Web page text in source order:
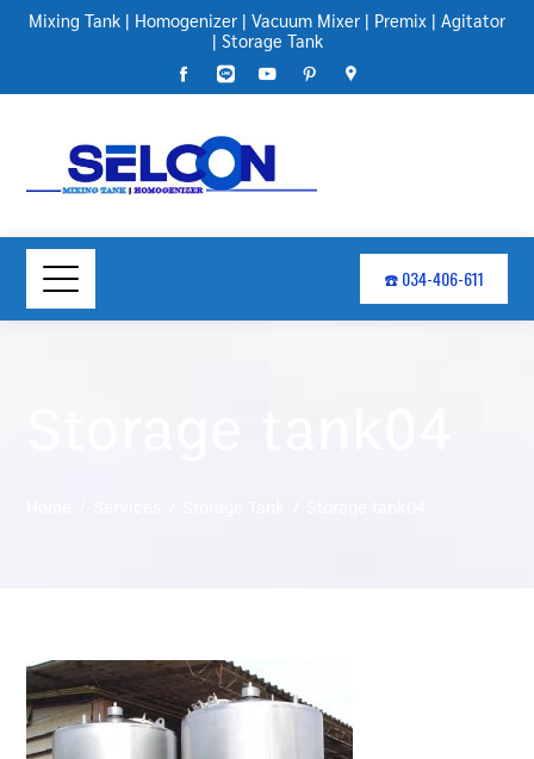
Mixing Tank | Homogenizer | Vacuum Mixer | Premix | Agitator
| Storage Tank
☎️ 034-406-611